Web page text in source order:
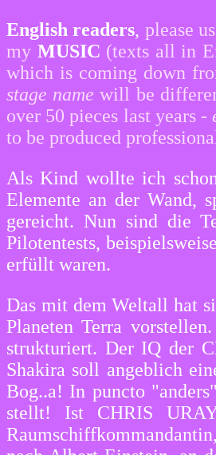
English readers, please
my MUSIC (texts all in
which is coming down
stage name will be
over 50 pieces last years -
to be produced
Als Kind wollte ich schon
Elemente an der Wand,
gereicht. Nun sind die
Pilotentests,
erfüllt waren.
Das mit dem Weltall hat
Planeten Terra
strukturiert. Der IQ der
Shakira soll angeblich
Bog..a! In puncto
stellt! Ist CHRIS